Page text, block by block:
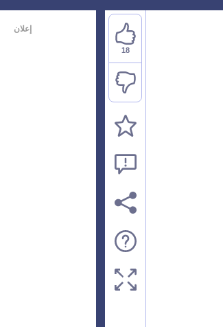
18
إعلان